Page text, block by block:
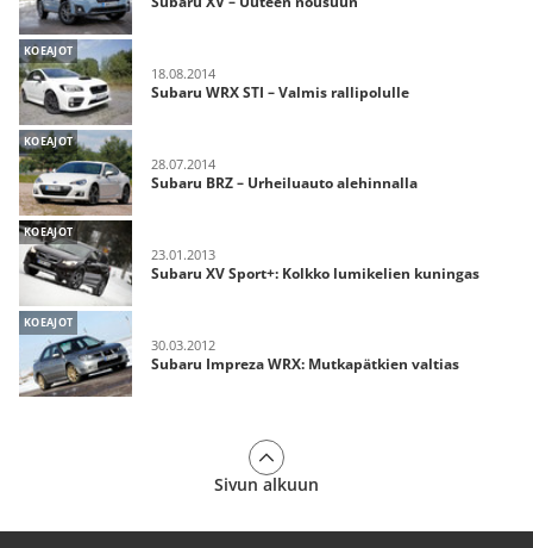
KOEAJOT
18.08.2014
Subaru WRX STI – Valmis rallipolulle
KOEAJOT
28.07.2014
Subaru BRZ – Urheiluauto alehinnalla
KOEAJOT
23.01.2013
Subaru XV Sport+: Kolkko lumikelien kuningas
KOEAJOT
30.03.2012
Subaru Impreza WRX: Mutkapätkien valtias
Sivun alkuun